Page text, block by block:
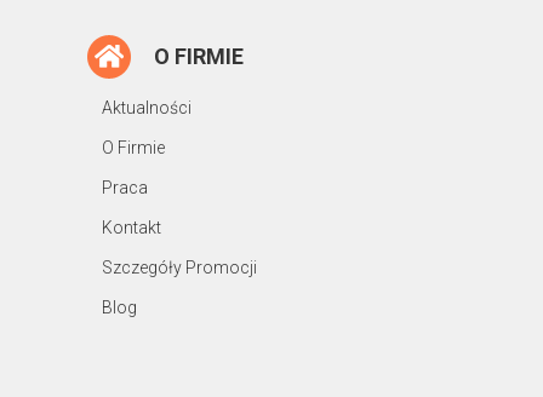
O FIRMIE
Aktualności
O Firmie
Praca
Kontakt
Szczegóły Promocji
Blog